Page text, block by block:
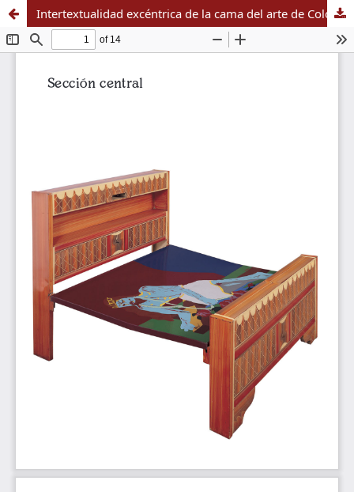
Intertextualidad excéntrica de la cama del arte de Colombia: Beatriz González, Feliza Bursztyn y Fernell Franco